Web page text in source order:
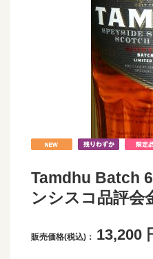
Tamdhu Batch
ンシスコ品評会
販売価格(税込)： 13,200